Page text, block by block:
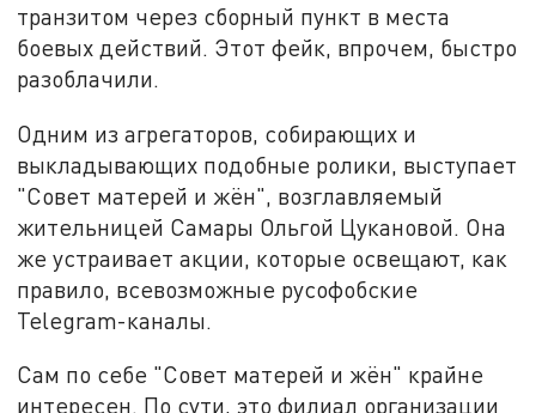
транзитом через сборный пункт в места
боевых действий. Этот фейк, впрочем, быстро
разоблачили.
Одним из агрегаторов, собирающих и
выкладывающих подобные ролики, выступает
"Совет матерей и жён", возглавляемый
жительницей Самары Ольгой Цукановой. Она
же устраивает акции, которые освещают, как
правило, всевозможные русофобские
Telegram-каналы.
Сам по себе "Совет матерей и жён" крайне
интересен. По сути, это филиал организации